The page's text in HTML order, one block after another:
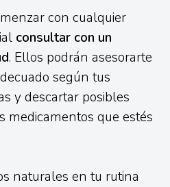
con cualquier
consultar con un
. Ellos podrán asesorarte
según tus
y descartar posibles
medicamentos que estés
naturales en tu rutina